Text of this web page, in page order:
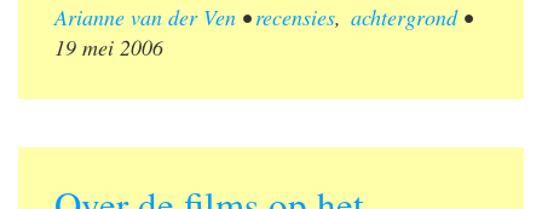
Arianne van der Ven •recensies, achtergrond•
19 mei 2006